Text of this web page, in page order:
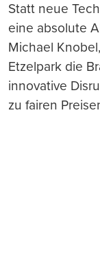
Statt neue
eine absolute
Michael
Etzelpark die
innovative
zu fairen